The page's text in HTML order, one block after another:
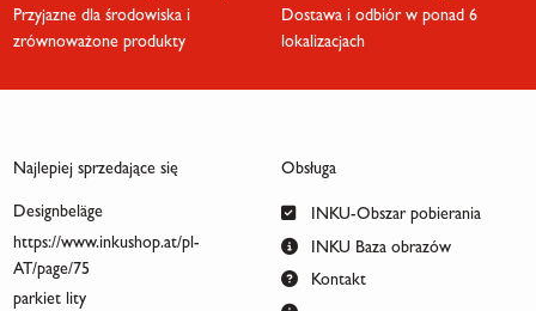
Przyjazne dla środowiska i
zrównoważone produkty
Dostawa i odbiór w ponad 6
lokalizacjach
Najlepiej sprzedające się
Designbeläge
https://www.inkushop.at/pl-
AT/page/75
parkiet lity
Obsługa
INKU-Obszar pobierania
INKU Baza obrazów
Kontakt